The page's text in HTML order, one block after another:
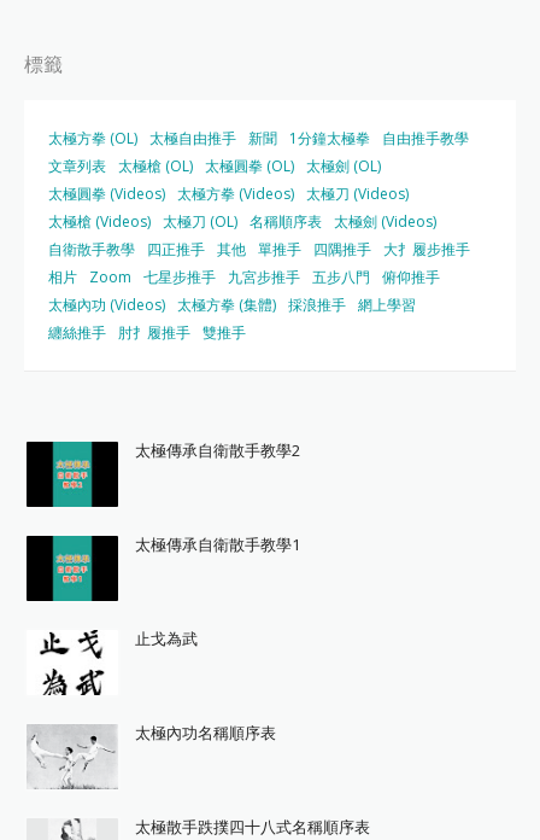
標籤
太極方拳 (OL) 太極自由推手 新聞 1分鐘太極拳
自由推手教學
文章列表 太極槍 (OL) 太極圓拳 (OL) 太極劍 (OL)
太極圓拳 (Videos) 太極方拳 (Videos) 太極刀 (Videos)
太極槍 (Videos) 太極刀 (OL) 名稱順序表 太極劍 (Videos)
自衛散手教學
四正推手 其他 單推手 四隅推手 大扌履步推手
相片
Zoom 七星步推手 九宮步推手 五步八門
俯仰推手
太極內功 (Videos) 太極方拳 (集體) 採浪推手 網上學習
纏絲推手
肘扌履推手 雙推手
太極傳承自衛散手教學2
太極傳承自衛散手教學1
止戈為武
太極內功名稱順序表
太極散手跌撲四十八式名稱順序表